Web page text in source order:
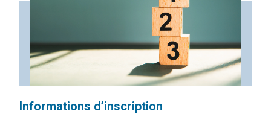
Informations d’inscription